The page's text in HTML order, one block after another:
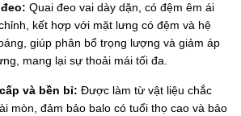
Quai đeo vai dày dặn, có đệm êm ái
kết hợp với mặt lưng có đệm và hệ
giúp phân bổ trọng lượng và giảm áp
mang lại sự thoải mái tối đa.
và bền bỉ: Được làm từ vật liệu chắc
mòn, đảm bảo balo có tuổi thọ cao và bảo